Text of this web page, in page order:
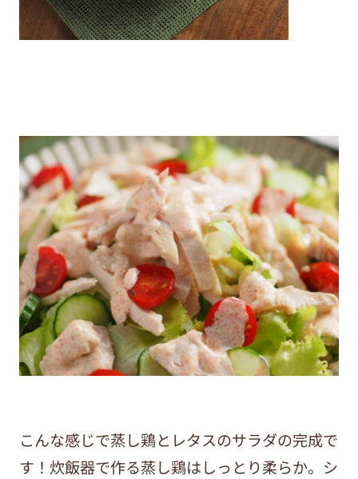
こんな感じで蒸し鶏とレタスのサラダの完成で
す！炊飯器で作る蒸し鶏はしっとり柔らか。シ